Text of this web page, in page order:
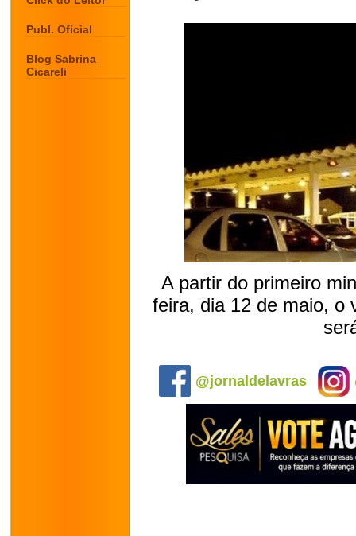
Publ. Oficial
Blog Sabrina
Cicareli
A partir do primeiro
feira, dia 12 de maio, o
@jornaldelavras